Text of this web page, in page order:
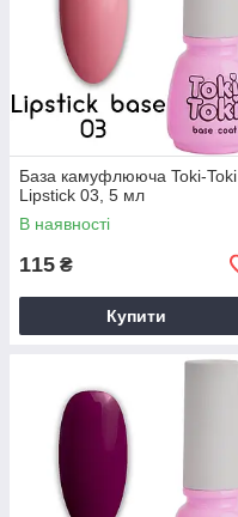
База камуфлююча Toki-Toki
Lipstick 03, 5 мл
В наявності
115 ₴
Купити